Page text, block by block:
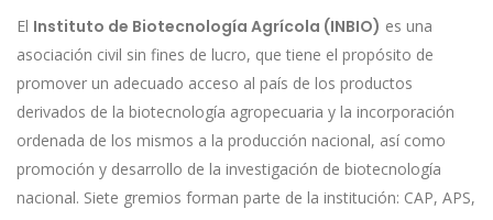
El Instituto de Biotecnología Agrícola (INBIO) es una
asociación civil sin fines de lucro, que tiene el propósito de
promover un adecuado acceso al país de los productos
derivados de la biotecnología agropecuaria y la incorporación
ordenada de los mismos a la producción nacional, así como
promoción y desarrollo de la investigación de biotecnología
nacional. Siete gremios forman parte de la institución: CAP, APS,